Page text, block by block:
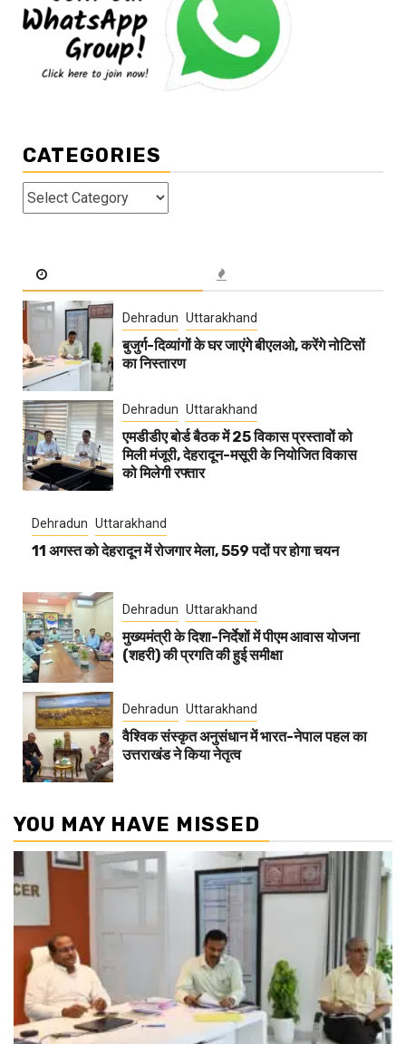
CATEGORIES
Categories
Dehradun Uttarakhand
बुजुर्ग-दिव्यांगों के घर जाएंगे बीएलओ, करेंगे नोटिसों
का निस्तारण
Dehradun Uttarakhand
एमडीडीए बोर्ड बैठक में 25 विकास प्रस्तावों को
मिली मंजूरी, देहरादून-मसूरी के नियोजित विकास
को मिलेगी रफ्तार
Dehradun Uttarakhand
11 अगस्त को देहरादून में रोजगार मेला, 559 पदों पर होगा चयन
Dehradun Uttarakhand
मुख्यमंत्री के दिशा-निर्देशों में पीएम आवास योजना
(शहरी) की प्रगति की हुई समीक्षा
Dehradun Uttarakhand
वैश्विक संस्कृत अनुसंधान में भारत-नेपाल पहल का
उत्तराखंड ने किया नेतृत्व
YOU MAY HAVE MISSED